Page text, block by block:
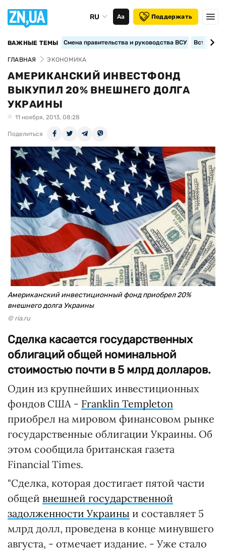
RU Аа Поддержать
ВАЖНЫЕ ТЕМЫ Смена правительства и руководства ВСУ
ГЛАВНАЯ ЭКОНОМИКА
АМЕРИКАНСКИЙ ИНВЕСТФОНД
ВЫКУПИЛ 20% ВНЕШНЕГО ДОЛГА
УКРАИНЫ
11 ноября, 2013, 08:28
Поделиться
Американский инвестиционный фонд приобрел 20%
внешнего долга Украины
© ria.ru
Сделка касается государственных
облигаций общей номинальной
стоимостью почти в 5 млрд долларов.
Один из крупнейших инвестиционных
фондов США - Franklin Templeton
приобрел на мировом финансовом рынке
государственные облигации Украины. Об
этом сообщила британская газета
Financial Times.
"Сделка, которая достигает пятой части
общей внешней государственной
задолженности Украины и составляет 5
млрд долл, проведена в конце минувшего
августа, - отмечает издание. - Уже стало